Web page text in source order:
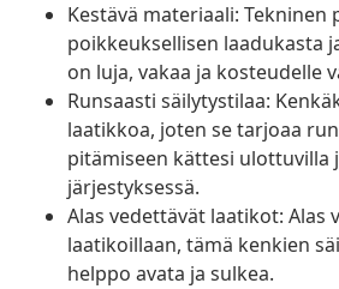
Kestävä materiaali: Tekninen
poikkeuksellisen laadukasta
on luja, vakaa ja kosteudelle
Runsaasti säilytystilaa:
laatikkoa, joten se tarjoaa
pitämiseen kättesi ulottuvilla
järjestyksessä.
Alas vedettävät laatikot: Alas
laatikoillaan, tämä kenkien
helppo avata ja sulkea.